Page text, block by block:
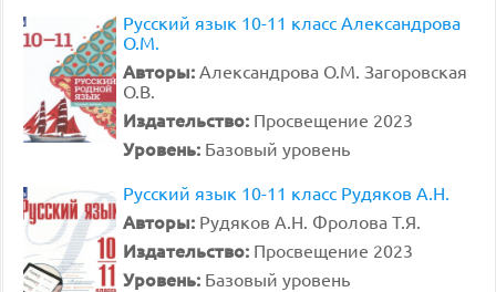
Русский язык 10-11 класс Александрова
О.М.
Авторы: Александрова О.М. Загоровская
О.В.
Издательство: Просвещение 2023
Уровень: Базовый уровень
Русский язык 10-11 класс Рудяков А.Н.
Авторы: Рудяков А.Н. Фролова Т.Я.
Издательство: Просвещение 2023
Уровень: Базовый уровень